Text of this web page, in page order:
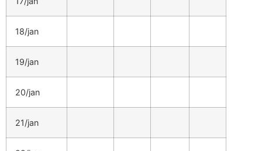
18/jan
19/jan
20/jan
21/jan